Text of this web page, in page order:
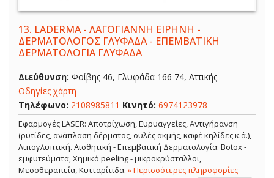
13. LADERMA - ΛΑΓΟΓΙΑΝΝΗ ΕΙΡΗΝΗ -
ΔΕΡΜΑΤΟΛΟΓΟΣ ΓΛΥΦΑΔΑ - ΕΠΕΜΒΑΤΙΚΗ
ΔΕΡΜΑΤΟΛΟΓΙΑ ΓΛΥΦΑΔΑ
Διεύθυνση: Φοίβης 46, Γλυφάδα 166 74, Αττικής
Οδηγίες χάρτη
Τηλέφωνο: 2108985811 Κινητό: 6974123978
Εφαρμογές LASER: Αποτρίχωση, Ευρυαγγείες, Αντιγήρανση
(ρυτίδες, ανάπλαση δέρματος, ουλές ακμής, καφέ κηλίδες κ.ά.),
Λιπογλυπτική. Αισθητική - Επεμβατική Δερματολογία: Botox -
εμφυτεύματα, Χημικό peeling - μικροκρύσταλλοι,
Μεσοθεραπεία, Κυτταρίτιδα. » Περισσότερες πληροφορίες